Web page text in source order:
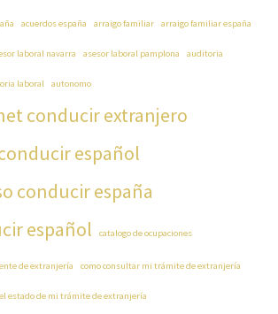
acuerdos españa arraigo familiar arraigo familiar españa
laboral navarra asesor laboral pamplona auditoria
laboral autonomo
conducir extranjero
español
conducir españa
español
catalogo de ocupaciones
de extranjería como consultar mi trámite de extranjería
estado de mi trámite de extranjería